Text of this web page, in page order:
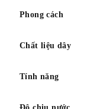
Phong cách
Chất liệu dây
Tính năng